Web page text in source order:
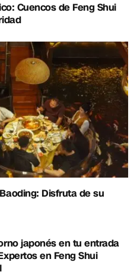
Cuencos de Feng Shui
Disfruta de su
japonés en tu entrada
en Feng Shui